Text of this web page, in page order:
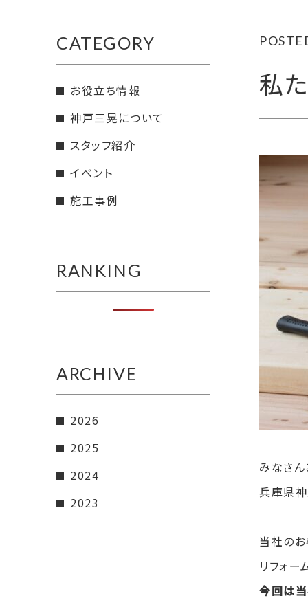
私
みなさん
兵庫県
当社の
リフォー
今回は
CATEGORY
お役立ち情報
神戸三晃について
スタッフ紹介
イベント
施工事例
RANKING
ARCHIVE
2026
2025
2024
2023